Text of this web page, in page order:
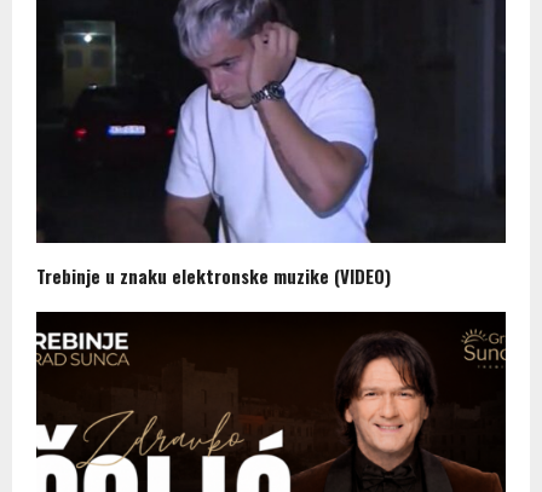
Trebinje u znaku elektronske muzike (VIDEO)